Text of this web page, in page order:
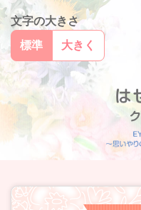
文字の大きさ
標準
大きく